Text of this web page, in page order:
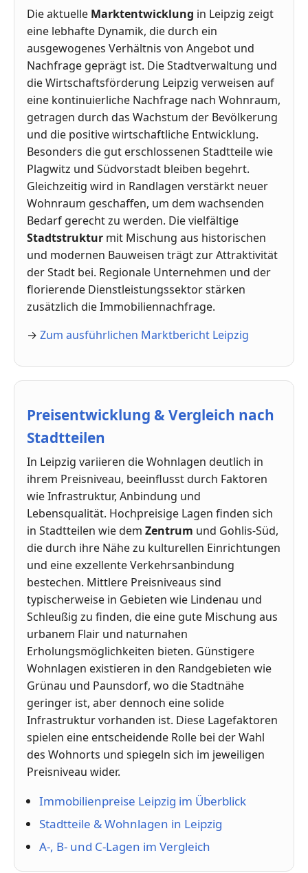
Die aktuelle Marktentwicklung in Leipzig zeigt
eine lebhafte Dynamik, die durch ein
ausgewogenes Verhältnis von Angebot und
Nachfrage geprägt ist. Die Stadtverwaltung und
die Wirtschaftsförderung Leipzig verweisen auf
eine kontinuierliche Nachfrage nach Wohnraum,
getragen durch das Wachstum der Bevölkerung
und die positive wirtschaftliche Entwicklung.
Besonders die gut erschlossenen Stadtteile wie
Plagwitz und Südvorstadt bleiben begehrt.
Gleichzeitig wird in Randlagen verstärkt neuer
Wohnraum geschaffen, um dem wachsenden
Bedarf gerecht zu werden. Die vielfältige
Stadtstruktur mit Mischung aus historischen
und modernen Bauweisen trägt zur Attraktivität
der Stadt bei. Regionale Unternehmen und der
florierende Dienstleistungssektor stärken
zusätzlich die Immobiliennachfrage.
→ Zum ausführlichen Marktbericht Leipzig
Preisentwicklung & Vergleich nach
Stadtteilen
In Leipzig variieren die Wohnlagen deutlich in
ihrem Preisniveau, beeinflusst durch Faktoren
wie Infrastruktur, Anbindung und
Lebensqualität. Hochpreisige Lagen finden sich
in Stadtteilen wie dem Zentrum und Gohlis-Süd,
die durch ihre Nähe zu kulturellen Einrichtungen
und eine exzellente Verkehrsanbindung
bestechen. Mittlere Preisniveaus sind
typischerweise in Gebieten wie Lindenau und
Schleußig zu finden, die eine gute Mischung aus
urbanem Flair und naturnahen
Erholungsmöglichkeiten bieten. Günstigere
Wohnlagen existieren in den Randgebieten wie
Grünau und Paunsdorf, wo die Stadtnähe
geringer ist, aber dennoch eine solide
Infrastruktur vorhanden ist. Diese Lagefaktoren
spielen eine entscheidende Rolle bei der Wahl
des Wohnorts und spiegeln sich im jeweiligen
Preisniveau wider.
Immobilienpreise Leipzig im Überblick
Stadtteile & Wohnlagen in Leipzig
A-, B- und C-Lagen im Vergleich